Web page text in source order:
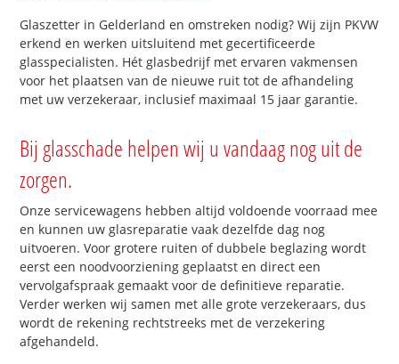
Glaszetter in Gelderland en omstreken nodig? Wij zijn PKVW
erkend en werken uitsluitend met gecertificeerde
glasspecialisten. Hét glasbedrijf met ervaren vakmensen
voor het plaatsen van de nieuwe ruit tot de afhandeling
met uw verzekeraar, inclusief maximaal 15 jaar garantie.
Bij glasschade helpen wij u vandaag nog uit de
zorgen.
Onze servicewagens hebben altijd voldoende voorraad mee
en kunnen uw glasreparatie vaak dezelfde dag nog
uitvoeren. Voor grotere ruiten of dubbele beglazing wordt
eerst een noodvoorziening geplaatst en direct een
vervolgafspraak gemaakt voor de definitieve reparatie.
Verder werken wij samen met alle grote verzekeraars, dus
wordt de rekening rechtstreeks met de verzekering
afgehandeld.